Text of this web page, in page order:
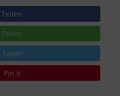
Teilen
Teilen
Tweet
Pin it